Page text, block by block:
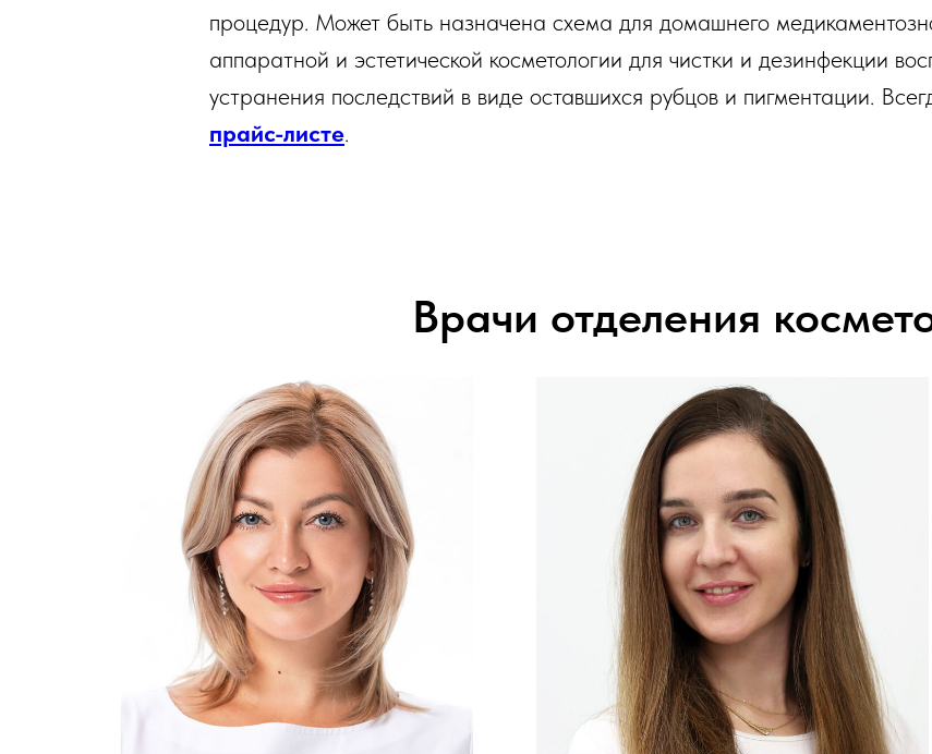
процедур. Может быть назначена схема для домашнего
аппаратной и эстетической косметологии для чистки и дезинфекции
устранения последствий в виде оставшихся рубцов и пигментации.
прайс-листе.
Врачи отделения